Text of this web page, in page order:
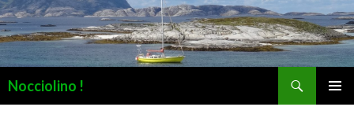
Nocciolino !